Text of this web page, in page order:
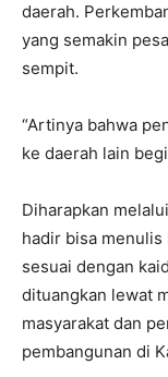
daerah.
yang semakin
sempit.
“Artinya bahwa
ke daerah lain
Diharapkan
hadir bisa
sesuai dengan
dituangkan lewat
masyarakat dan
pembangunan di